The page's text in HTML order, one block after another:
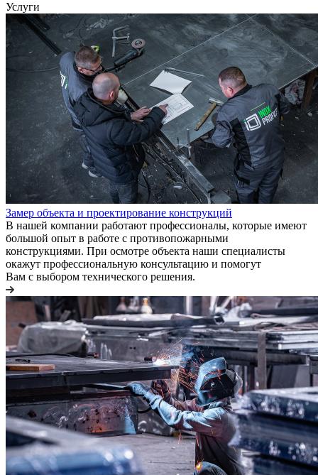
Услуги
Замер объекта и проектирование конструкций
В нашей компании работают профессионалы, которые имеют
большой опыт в работе с противопожарными
конструкциями. При осмотре объекта наши специалисты
окажут профессиональную консультацию и помогут
Вам с выбором технического решения.